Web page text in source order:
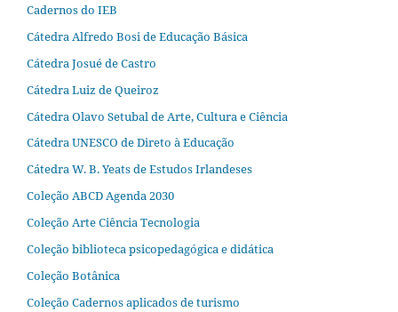
Cadernos do IEB
Cátedra Alfredo Bosi de Educação Básica
Cátedra Josué de Castro
Cátedra Luiz de Queiroz
Cátedra Olavo Setubal de Arte, Cultura e Ciência
Cátedra UNESCO de Direto à Educação
Cátedra W. B. Yeats de Estudos Irlandeses
Coleção ABCD Agenda 2030
Coleção Arte Ciência Tecnologia
Coleção biblioteca psicopedagógica e didática
Coleção Botânica
Coleção Cadernos aplicados de turismo